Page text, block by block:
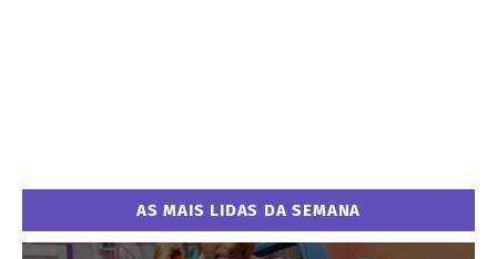
AS MAIS LIDAS DA SEMANA